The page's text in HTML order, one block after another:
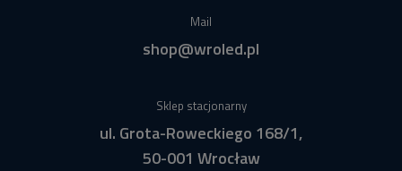
Mail
shop@wroled.pl
Sklep stacjonarny
ul. Grota-Roweckiego 168/1,
50-001 Wrocław